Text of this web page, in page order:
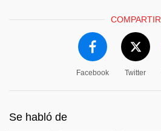
COMPARTIR
Facebook Twitter
Se habló de